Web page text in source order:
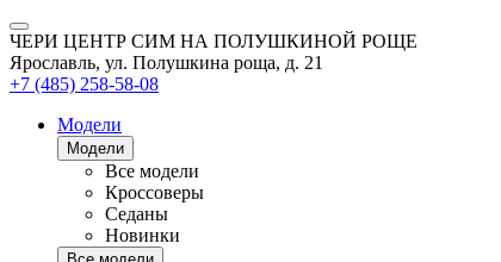
ЧЕРИ ЦЕНТР СИМ НА ПОЛУШКИНОЙ РОЩЕ
Ярославль, ул. Полушкина роща, д. 21
+7 (485) 258-58-08
Модели
Модели
Все модели
Кроссоверы
Седаны
Новинки